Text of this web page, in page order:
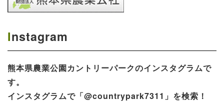
Instagram
熊本県農業公園​カントリーパークのインスタグラムで
す。
インスタグラムで「@countrypark7311」を検索！